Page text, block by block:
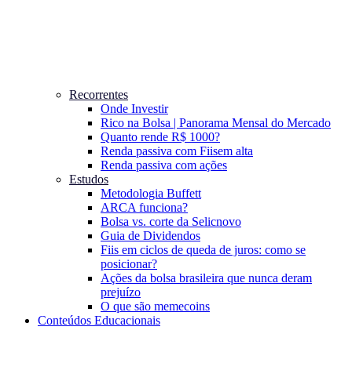
Recorrentes
Onde Investir
Rico na Bolsa | Panorama Mensal do Mercado
Quanto rende R$ 1000?
Renda passiva com Fiisem alta
Renda passiva com ações
Estudos
Metodologia Buffett
ARCA funciona?
Bolsa vs. corte da Selicnovo
Guia de Dividendos
Fiis em ciclos de queda de juros: como se
posicionar?
Ações da bolsa brasileira que nunca deram
prejuízo
O que são memecoins
Conteúdos Educacionais